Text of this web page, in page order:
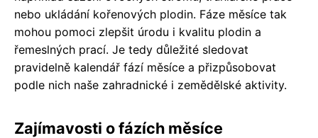
nebo ukládání kořenových plodin. Fáze měsíce tak
mohou pomoci zlepšit úrodu i kvalitu plodin a
řemeslných prací. Je tedy důležité sledovat
pravidelně kalendář fází měsíce a přizpůsobovat
podle nich naše zahradnické i zemědělské aktivity.
Zajímavosti o fázích měsíce